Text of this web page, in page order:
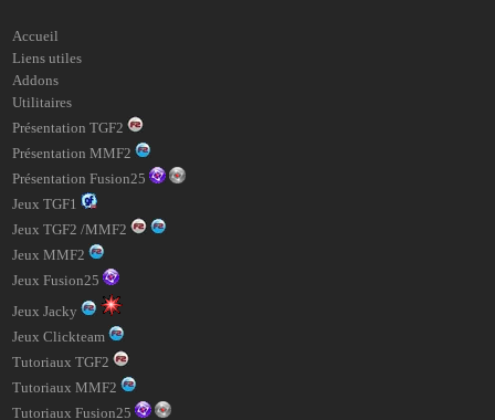
Accueil
Liens utiles
Addons
Utilitaires
Présentation TGF2
Présentation MMF2
Présentation Fusion25
Jeux TGF1
Jeux TGF2 /MMF2
Jeux MMF2
Jeux Fusion25
Jeux Jacky
Jeux Clickteam
Tutoriaux TGF2
Tutoriaux MMF2
Tutoriaux Fusion25